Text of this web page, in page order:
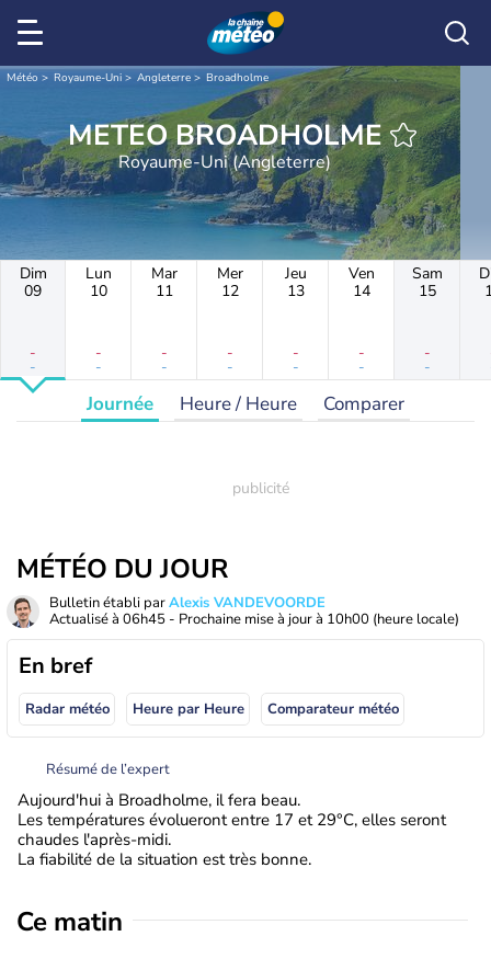
Météo Royaume-Uni Angleterre Broadholme
METEO BROADHOLME
Royaume-Uni (Angleterre)
Dim
09
-
-
Lun
10
-
-
Mar
11
-
-
Mer
12
-
-
Jeu
13
-
-
Ven
14
-
-
Sam
15
-
-
Journée Heure / Heure Comparer
MÉTÉO DU JOUR
Bulletin établi parAlexis VANDEVOORDE
Actualisé à 06h45 - Prochaine mise à jour à 10h00 (heure locale)
En bref
Radar météo Heure par Heure Comparateur météo
Résumé de l’expert
Aujourd'hui à Broadholme, il fera beau.
Les températures évolueront entre 17 et 29°C, elles seront
chaudes l'après-midi.
La fiabilité de la situation est très bonne.
Ce matin